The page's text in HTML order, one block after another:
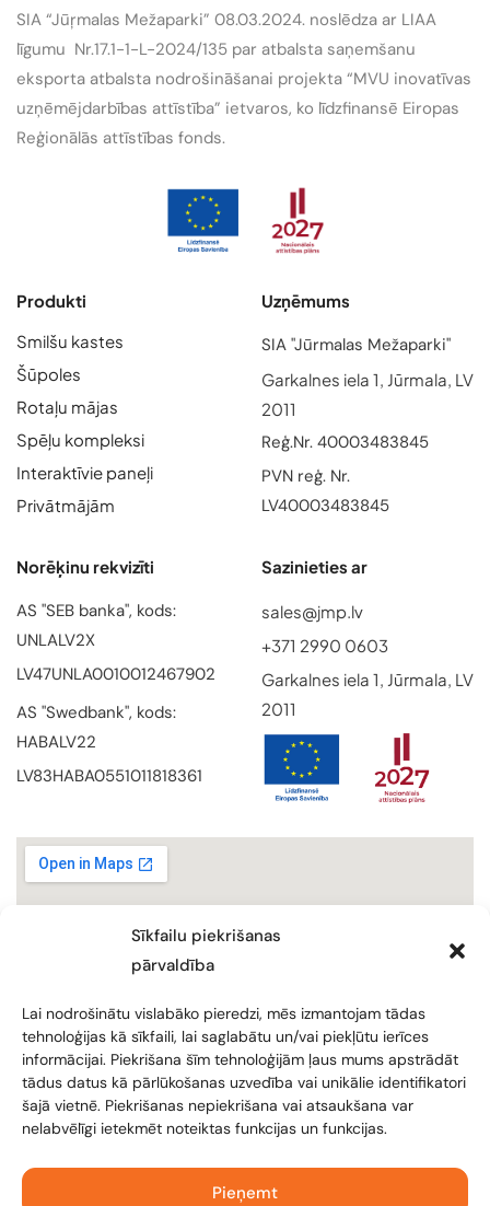
Sīkfailu piekrišanas
pārvaldība
Lai nodrošinātu vislabāko pieredzi, mēs izmantojam tādas
tehnoloģijas kā sīkfaili, lai saglabātu un/vai piekļūtu ierīces
informācijai. Piekrišana šīm tehnoloģijām ļaus mums apstrādāt
tādus datus kā pārlūkošanas uzvedība vai unikālie identifikatori
šajā vietnē. Piekrišanas nepiekrišana vai atsaukšana var
nelabvēlīgi ietekmēt noteiktas funkcijas un funkcijas.
Pieņemt
SIA “Jūŗmalas Mežaparki” 08.03.2024. noslēdza ar LIAA
līgumu Nr.17.1-1-L-2024/135 par atbalsta saņemšanu
eksporta atbalsta nodrošināšanai projekta “MVU inovatīvas
uzņēmējdarbības attīstība” ietvaros, ko līdzfinansē Eiropas
Reģionālās attīstības fonds.
Produkti
Smilšu kastes
Šūpoles
Rotaļu mājas
Spēļu kompleksi
Interaktīvie paneļi
Privātmājām
Uzņēmums
SIA "Jūrmalas Mežaparki"
Garkalnes iela 1, Jūrmala, LV
2011
Reģ.Nr. 40003483845
PVN reģ. Nr.
LV40003483845
Norēķinu rekvizīti
AS "SEB banka", kods:
UNLALV2X
LV47UNLA0010012467902
AS "Swedbank", kods:
HABALV22
LV83HABA0551011818361
Sazinieties ar
sales@jmp.lv
+371 2990 0603
Garkalnes iela 1, Jūrmala, LV
2011